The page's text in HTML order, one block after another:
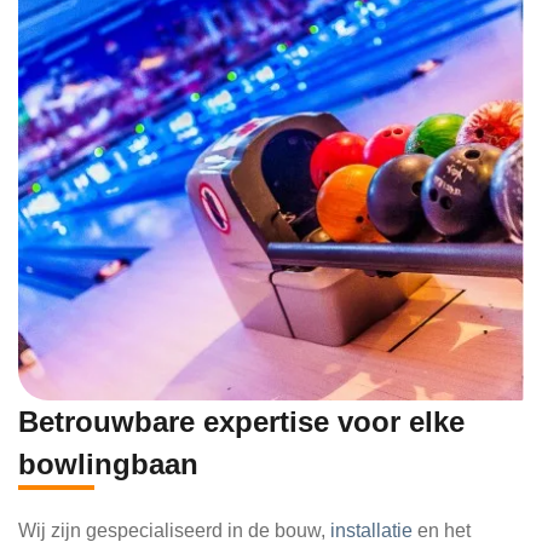
Betrouwbare expertise voor elke
bowlingbaan
Wij zijn gespecialiseerd in de bouw, installatie en het